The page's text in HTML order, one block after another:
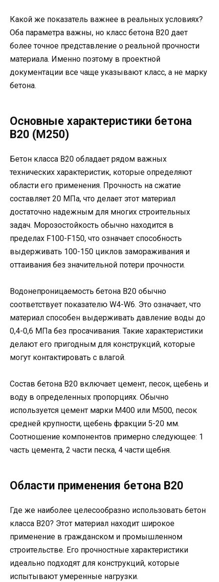
Какой же показатель важнее в реальных условиях?
Оба параметра важны, но класс бетона В20 дает
более точное представление о реальной прочности
материала. Именно поэтому в проектной
документации все чаще указывают класс, а не марку
бетона.
Основные характеристики бетона
В20 (М250)
Бетон класса В20 обладает рядом важных
технических характеристик, которые определяют
области его применения. Прочность на сжатие
составляет 20 МПа, что делает этот материал
достаточно надежным для многих строительных
задач. Морозостойкость обычно находится в
пределах F100-F150, что означает способность
выдерживать 100-150 циклов замораживания и
оттаивания без значительной потери прочности.
Водонепроницаемость бетона В20 обычно
соответствует показателю W4-W6. Это означает, что
материал способен выдерживать давление воды до
0,4-0,6 МПа без просачивания. Такие характеристики
делают его пригодным для конструкций, которые
могут контактировать с влагой.
Состав бетона В20 включает цемент, песок, щебень и
воду в определенных пропорциях. Обычно
используется цемент марки М400 или М500, песок
средней крупности, щебень фракции 5-20 мм.
Соотношение компонентов примерно следующее: 1
часть цемента, 2 части песка, 4 части щебня.
Области применения бетона В20
Где же наиболее целесообразно использовать бетон
класса В20? Этот материал находит широкое
применение в гражданском и промышленном
строительстве. Его прочностные характеристики
идеально подходят для конструкций, которые
испытывают умеренные нагрузки.